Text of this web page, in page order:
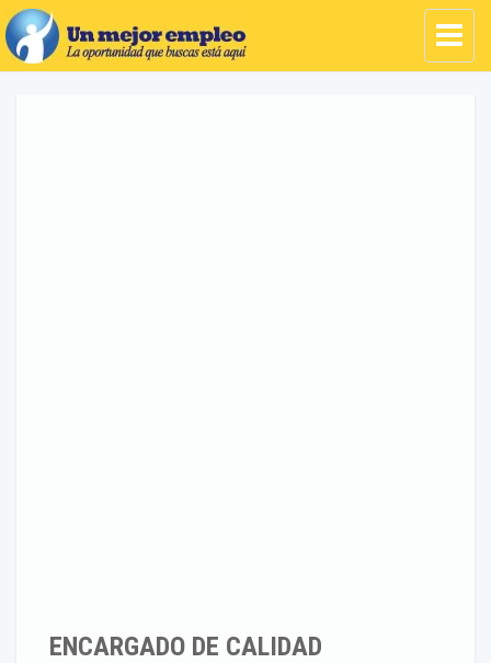
ENCARGADO DE CALIDAD